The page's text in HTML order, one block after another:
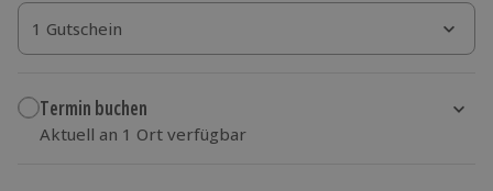
1 Gutschein
1 Gutschein
1 Gutschein
Termin buchen
Aktuell an 1 Ort verfügbar